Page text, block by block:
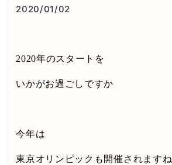
2020/01/02
2020年のスタートを
いかがお過ごしですか
今年は
東京オリンピックも開催されますね